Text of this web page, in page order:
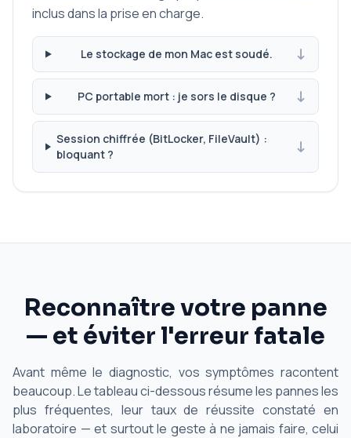
inclus dans la prise en charge.
Le stockage de mon Mac est soudé.
PC portable mort : je sors le disque ?
Session chiffrée (BitLocker, FileVault) :
bloquant ?
Reconnaître votre panne
— et éviter l'erreur fatale
Avant même le diagnostic, vos symptômes racontent
beaucoup. Le tableau ci-dessous résume les pannes les
plus fréquentes, leur taux de réussite constaté en
laboratoire — et surtout le geste à ne jamais faire, celui